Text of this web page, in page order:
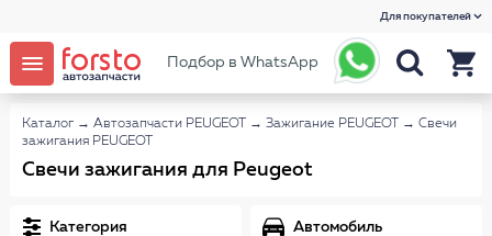
Для покупателей
Подбор в WhatsApp
Каталог → Автозапчасти PEUGEOT → Зажигание PEUGEOT → Свечи
зажигания PEUGEOT
Свечи зажигания для Peugeot
Категория Автомобиль